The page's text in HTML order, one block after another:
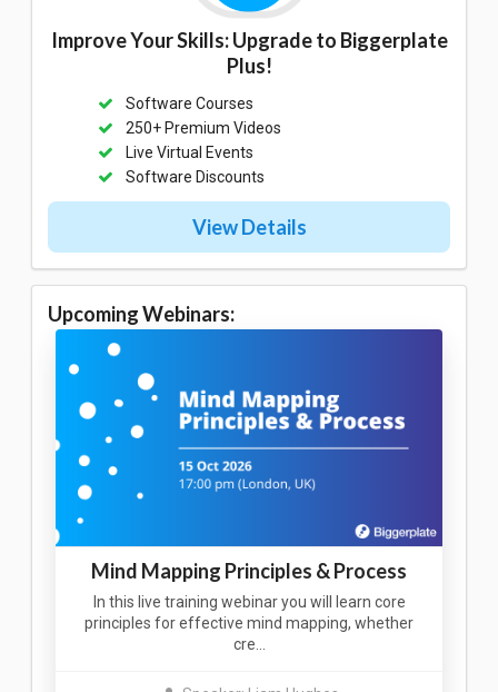
Improve Your Skills: Upgrade to Biggerplate
Plus!
Software Courses
250+ Premium Videos
Live Virtual Events
Software Discounts
View Details
Upcoming Webinars:
Mind Mapping Principles & Process
In this live training webinar you will learn core
principles for effective mind mapping, whether
cre…